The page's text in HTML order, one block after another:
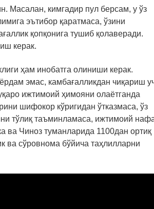
Масалан, кимгадир пул берсам, у ўз
эътибор қаратмаса, ўзини
қопқонига тушиб қолаверади.
керак.
ҳам инобатга олиниши керак.
эмас, камбағалликдан чиқариш
ижтимоий ҳимояни олаётганда
шифокор кўригидан ўтказмаса, ўз
тўлиқ таъминламаса, ижтимоий
ва Чиноз туманларида 1100дан ортиқ
ва сўровнома бўйича таҳлилларни